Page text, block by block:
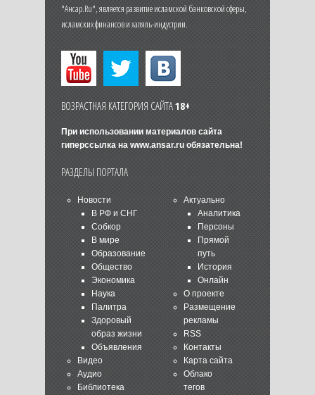
"Ансар.Ru", является развитие исламской банковской сферы,
исламских финансов и халяль-индустрии.
ВОЗРАСТНАЯ КАТЕГОРИЯ САЙТА18+
При использовании материалов сайта
гиперссылка на www.ansar.ruобязательна!
РАЗДЕЛЫ ПОРТАЛА
Новости
В РФ и СНГ
Собкор
В мире
Образование
Общество
Экономика
Наука
Палитра
Здоровый
образ жизни
Объявления
Видео
Аудио
Библиотека
Актуально
Аналитика
Персоны
Прямой
путь
История
Онлайн
О проекте
Размещение
рекламы
RSS
Контакты
Карта сайта
Облако
тегов